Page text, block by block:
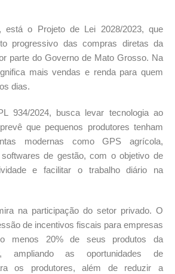
está o Projeto de Lei 2028/2023, que
progressivo das compras diretas da
parte do Governo de Mato Grosso. Na
mais vendas e renda para quem
dias.
934/2024, busca levar tecnologia ao
que pequenos produtores tenham
modernas como GPS agrícola,
de gestão, com o objetivo de
e facilitar o trabalho diário na
na participação do setor privado. O
de incentivos fiscais para empresas
menos 20% de seus produtos da
ampliando as oportunidades de
os produtores, além de reduzir a